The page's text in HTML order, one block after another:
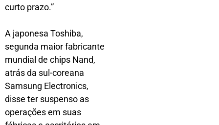
curto prazo.”
A japonesa Toshiba,
segunda maior fabricante
mundial de chips Nand,
atrás da sul-coreana
Samsung Electronics,
disse ter suspenso as
operações em suas